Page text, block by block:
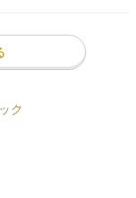
長を刺し，刺され
滅とばかりに病院
？
室で寝ていることも
タカシと寝ている
院長のPCにウイル
院の経営がまずい
ク